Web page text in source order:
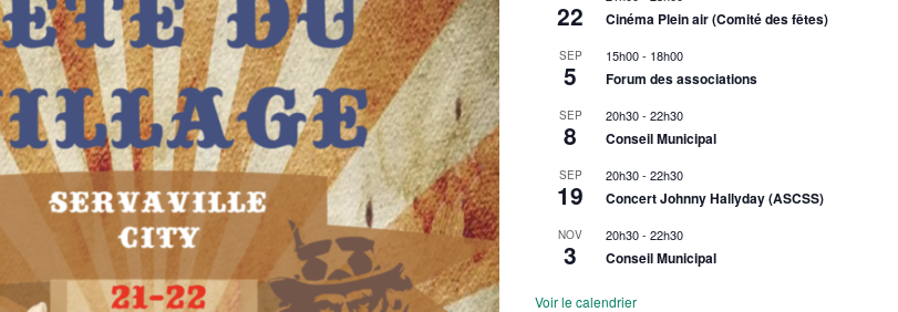
22 Cinéma Plein air (Comité des fêtes)
SEP
5
15h00- 18h00
Forum des associations
SEP
8
20h30- 22h30
Conseil Municipal
SEP
19
20h30- 22h30
Concert Johnny Hallyday (ASCSS)
NOV
3
20h30- 22h30
Conseil Municipal
Voir le calendrier